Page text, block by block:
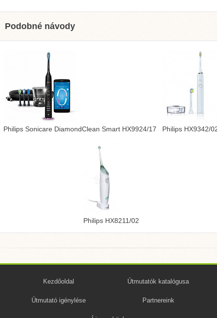
Podobné návody
Philips Sonicare DiamondClean Smart HX9924/17 Philips HX9342/
Philips HX8211/02
Kezdőoldal Útmutatók katalógusa
Útmutató igénylése Partnereink